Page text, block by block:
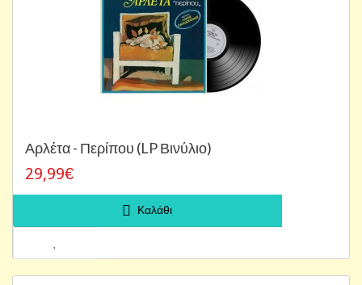
Αρλέτα - Περίπου (LP Βινύλιο)
29,99€
Καλάθι